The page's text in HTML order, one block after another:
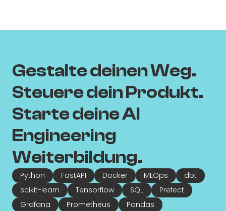
Gestalte deinen Weg.
Steuere dein Produkt.
Starte deine AI
Engineering
Weiterbildung.
Python FastAPI Docker MLOps
dbt
scikit-learn
Tensorflow SQL
Prefect
Grafana
Prometheus Pandas